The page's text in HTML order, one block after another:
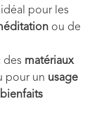
pour les
ou de
des matériaux
pour un usage
bienfaits